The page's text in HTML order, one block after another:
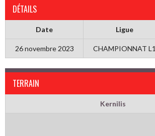
DÉTAILS
Date Ligue
26 novembre 2023 CHAMPIONNAT L1
TERRAIN
Kernilis